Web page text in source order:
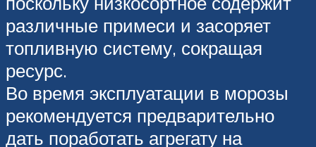
различные примеси и засоряет
топливную систему, сокращая
ресурс.
Во время эксплуатации в морозы
рекомендуется предварительно
дать поработать агрегату на